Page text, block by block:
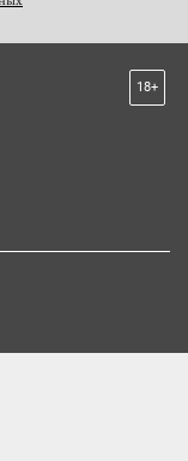
18+